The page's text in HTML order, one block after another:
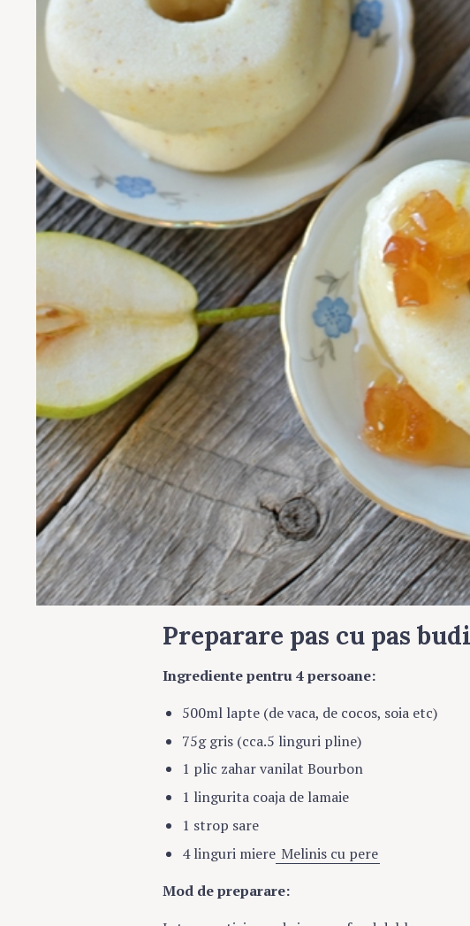
Preparare pas cu pas
Ingrediente pentru 4 persoane:
500ml lapte (de vaca, de cocos, soia etc)
75g gris (cca.5 linguri pline)
1 plic zahar vanilat Bourbon
1 lingurita coaja de lamaie
1 strop sare
4 linguri miere Melinis cu pere
Mod de preparare:
Search